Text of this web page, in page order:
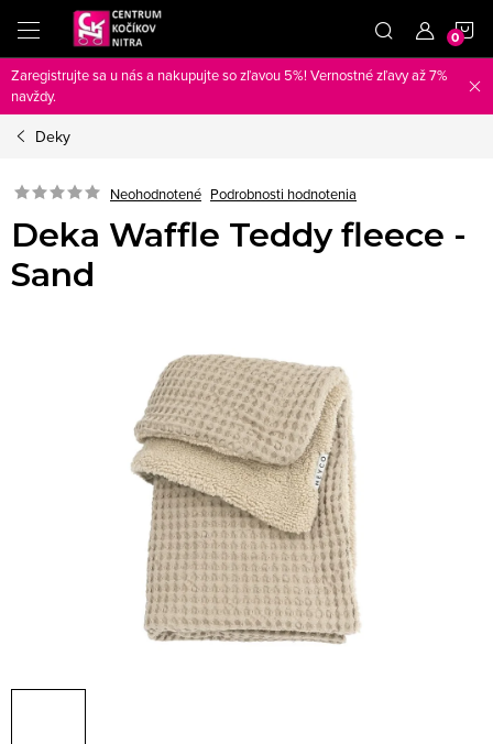
obsah
Zaregistrujte sa u nás a nakupujte so zľavou 5%! Vernostné zľavy až 7%
navždy.
Deky
Neohodnotené Podrobnosti hodnotenia
Deka Waffle Teddy fleece -
Sand